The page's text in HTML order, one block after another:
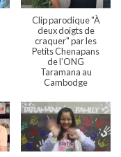
Clip parodique "À
deux doigts de
craquer" par les
Petits Chenapans
de l’ONG
Taramana au
Cambodge